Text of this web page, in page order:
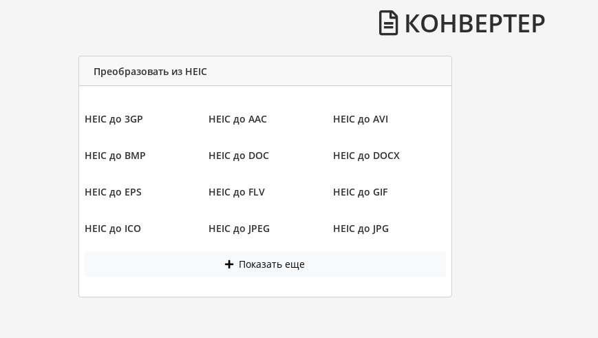
КОНВЕРТЕР
Преобразовать из HEIC
HEIC до 3GP HEIC до AAC HEIC до AVI
HEIC до BMP HEIC до DOC HEIC до DOCX
HEIC до EPS HEIC до FLV HEIC до GIF
HEIC до ICO HEIC до JPEG HEIC до JPG
Показать еще